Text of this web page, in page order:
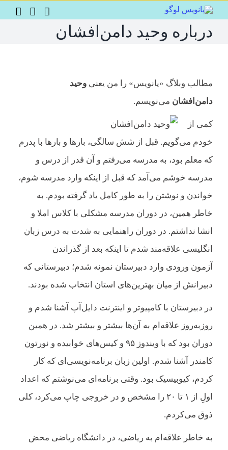
to
contentدرباره وحید دامن‌افشان
مطالب وبلاگ «پانویس» را من یعنی وحید
دامن‌افشان می‌نویسم.
کمی از
خودم می‌گویم. قبل از شش سالگی، بارها و بارها با پدرم
که معلم بود، به مدرسه می‌رفتم و آن قدر از درس و
مدرسه خوشم می‌آمد که قبل از اینکه وارد مدرسه شوم،
خواندن و نوشتن را به طور کامل یاد گرفته بودم. به
خاطر همین، در دوران مدرسه مشکلی با کلاس املا و
انشا نداشتم. در دوران راهنمایی به شدت به درس زبان
انگلیسی علاقه‌مند شدم تا اینکه بعد از گذراندن
آزمون ورودی وارد دبیرستان نمونه شدم؛ دبیرستانی که
دبیرانش از میان بهترین‌های استان انتخاب شده بودند.
در دبیرستان با کامپیوتر و اینترنت دایل‌آپ آشنا شدم و
روز‌به‌روز علاقه‌ام به آن‌ها بیشتر و بیشتر شد. در همین
دوران بود که با ویندوز ۹۵ و کیس‌های خوابیده و نورتون
کامندر آشنا شدم. اولین زبان برنامه‌نویسی‌ای که کار
کردم، کیوبیسیک بود. وقتی برنامه‌ای می‌نوشتم که اعداد
اولِ از ۱ تا ۲۰ را مشخص و در خروجی چاپ می‌کرد، کلی
ذوق می‌کردم.
به خاطر علاقه‌ام به ریاضی، در دانشگاه ریاضی محض